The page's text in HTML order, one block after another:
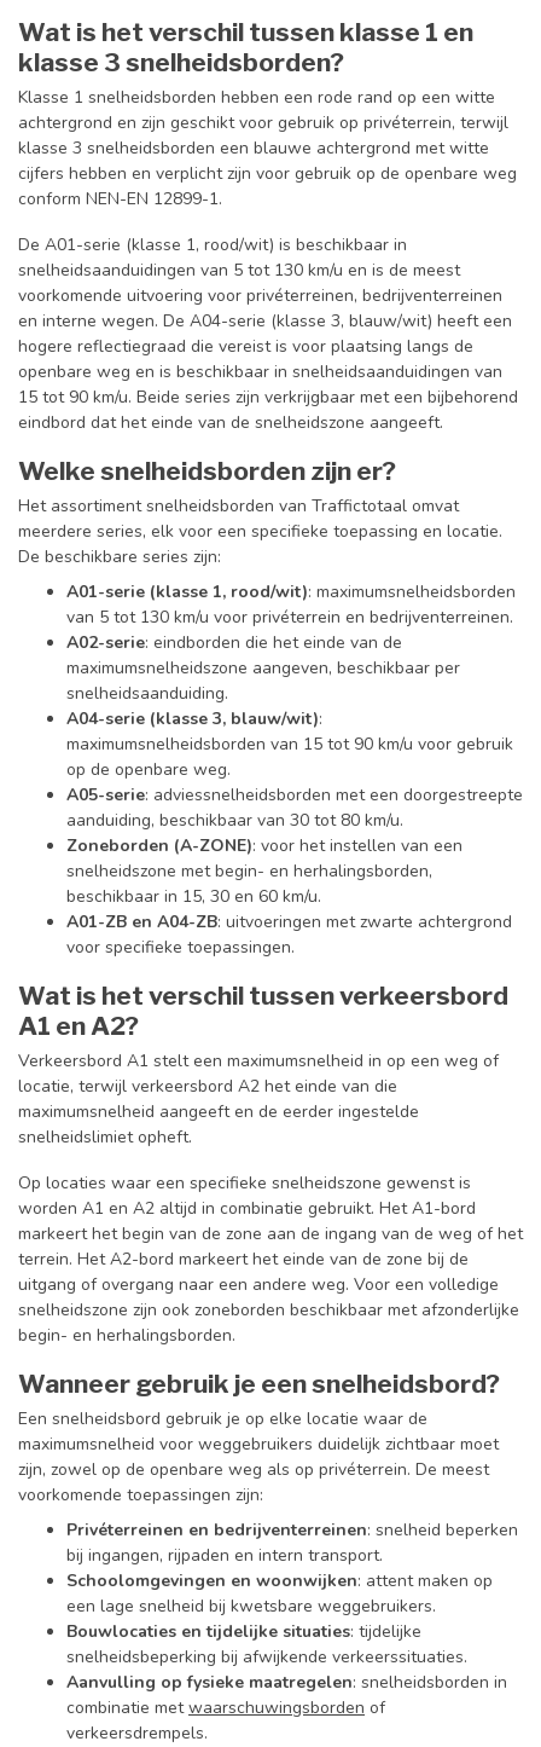
Wat is het verschil tussen klasse 1 en
klasse 3 snelheidsborden?
Klasse 1 snelheidsborden hebben een rode rand op een witte
achtergrond en zijn geschikt voor gebruik op privéterrein, terwijl
klasse 3 snelheidsborden een blauwe achtergrond met witte
cijfers hebben en verplicht zijn voor gebruik op de openbare weg
conform NEN-EN 12899-1.
De A01-serie (klasse 1, rood/wit) is beschikbaar in
snelheidsaanduidingen van 5 tot 130 km/u en is de meest
voorkomende uitvoering voor privéterreinen, bedrijventerreinen
en interne wegen. De A04-serie (klasse 3, blauw/wit) heeft een
hogere reflectiegraad die vereist is voor plaatsing langs de
openbare weg en is beschikbaar in snelheidsaanduidingen van
15 tot 90 km/u. Beide series zijn verkrijgbaar met een bijbehorend
eindbord dat het einde van de snelheidszone aangeeft.
Welke snelheidsborden zijn er?
Het assortiment snelheidsborden van Traffictotaal omvat
meerdere series, elk voor een specifieke toepassing en locatie.
De beschikbare series zijn:
A01-serie (klasse 1, rood/wit): maximumsnelheidsborden
van 5 tot 130 km/u voor privéterrein en bedrijventerreinen.
A02-serie: eindborden die het einde van de
maximumsnelheidszone aangeven, beschikbaar per
snelheidsaanduiding.
A04-serie (klasse 3, blauw/wit):
maximumsnelheidsborden van 15 tot 90 km/u voor gebruik
op de openbare weg.
A05-serie: adviessnelheidsborden met een doorgestreepte
aanduiding, beschikbaar van 30 tot 80 km/u.
Zoneborden (A-ZONE): voor het instellen van een
snelheidszone met begin- en herhalingsborden,
beschikbaar in 15, 30 en 60 km/u.
A01-ZB en A04-ZB: uitvoeringen met zwarte achtergrond
voor specifieke toepassingen.
Wat is het verschil tussen verkeersbord
A1 en A2?
Verkeersbord A1 stelt een maximumsnelheid in op een weg of
locatie, terwijl verkeersbord A2 het einde van die
maximumsnelheid aangeeft en de eerder ingestelde
snelheidslimiet opheft.
Op locaties waar een specifieke snelheidszone gewenst is
worden A1 en A2 altijd in combinatie gebruikt. Het A1-bord
markeert het begin van de zone aan de ingang van de weg of het
terrein. Het A2-bord markeert het einde van de zone bij de
uitgang of overgang naar een andere weg. Voor een volledige
snelheidszone zijn ook zoneborden beschikbaar met afzonderlijke
begin- en herhalingsborden.
Wanneer gebruik je een snelheidsbord?
Een snelheidsbord gebruik je op elke locatie waar de
maximumsnelheid voor weggebruikers duidelijk zichtbaar moet
zijn, zowel op de openbare weg als op privéterrein. De meest
voorkomende toepassingen zijn:
Privéterreinen en bedrijventerreinen: snelheid beperken
bij ingangen, rijpaden en intern transport.
Schoolomgevingen en woonwijken: attent maken op
een lage snelheid bij kwetsbare weggebruikers.
Bouwlocaties en tijdelijke situaties: tijdelijke
snelheidsbeperking bij afwijkende verkeerssituaties.
Aanvulling op fysieke maatregelen: snelheidsborden in
combinatie metwaarschuwingsborden of
verkeersdrempels.